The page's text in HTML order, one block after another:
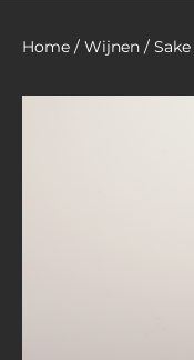
Home / Wijnen / Sake